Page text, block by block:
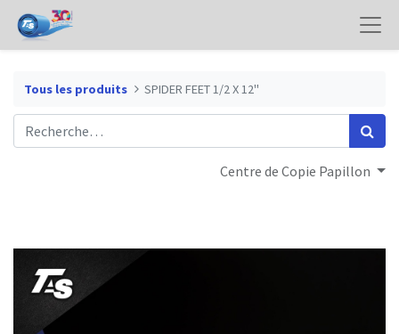
Tous les produits SPIDER FEET 1/2 X 12"
Centre de Copie Papillon